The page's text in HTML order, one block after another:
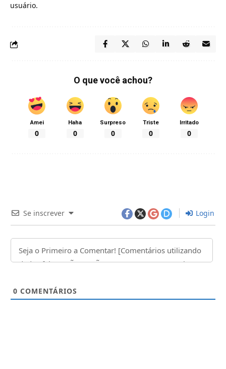
usuário.
O que você achou?
Amei
0
Haha
0
Surpreso
0
Triste
0
Irritado
0
Se inscrever Login
0 COMENTÁRIOS